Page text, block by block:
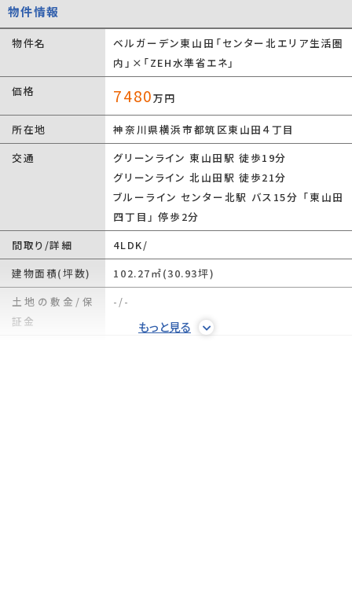
物件情報
もっと見る
物件名
ベルガーデン東山田「センター北エリア生活圏
内」×「ZEH水準省エネ」
価格
7480万円
所在地
神奈川県横浜市都筑区東山田４丁目
交通
グリーンライン 東山田駅 徒歩19分
グリーンライン 北山田駅 徒歩21分
ブルーライン センター北駅 バス15分 「東山田
四丁目」 停歩2分
間取り/詳細
4LDK/
建物面積(坪数)
102.27㎡(30.93坪)
土地の敷金/保
証金
-/-